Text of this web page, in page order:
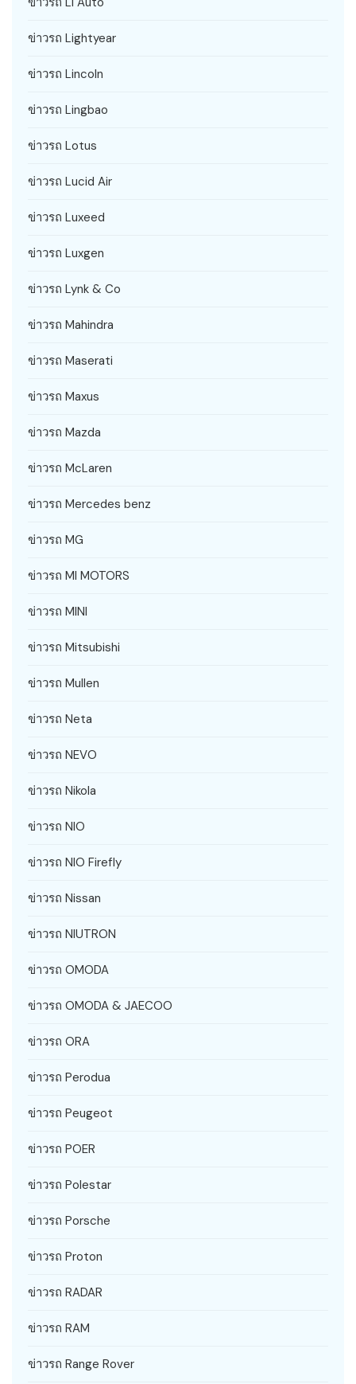
ข่าวรถ Lightyear
ข่าวรถ Lincoln
ข่าวรถ Lingbao
ข่าวรถ Lotus
ข่าวรถ Lucid Air
ข่าวรถ Luxeed
ข่าวรถ Luxgen
ข่าวรถ Lynk & Co
ข่าวรถ Mahindra
ข่าวรถ Maserati
ข่าวรถ Maxus
ข่าวรถ Mazda
ข่าวรถ McLaren
ข่าวรถ Mercedes benz
ข่าวรถ MG
ข่าวรถ MI MOTORS
ข่าวรถ MINI
ข่าวรถ Mitsubishi
ข่าวรถ Mullen
ข่าวรถ Neta
ข่าวรถ NEVO
ข่าวรถ Nikola
ข่าวรถ NIO
ข่าวรถ NIO Firefly
ข่าวรถ Nissan
ข่าวรถ NIUTRON
ข่าวรถ OMODA
ข่าวรถ OMODA & JAECOO
ข่าวรถ ORA
ข่าวรถ Perodua
ข่าวรถ Peugeot
ข่าวรถ POER
ข่าวรถ Polestar
ข่าวรถ Porsche
ข่าวรถ Proton
ข่าวรถ RADAR
ข่าวรถ RAM
ข่าวรถ Range Rover